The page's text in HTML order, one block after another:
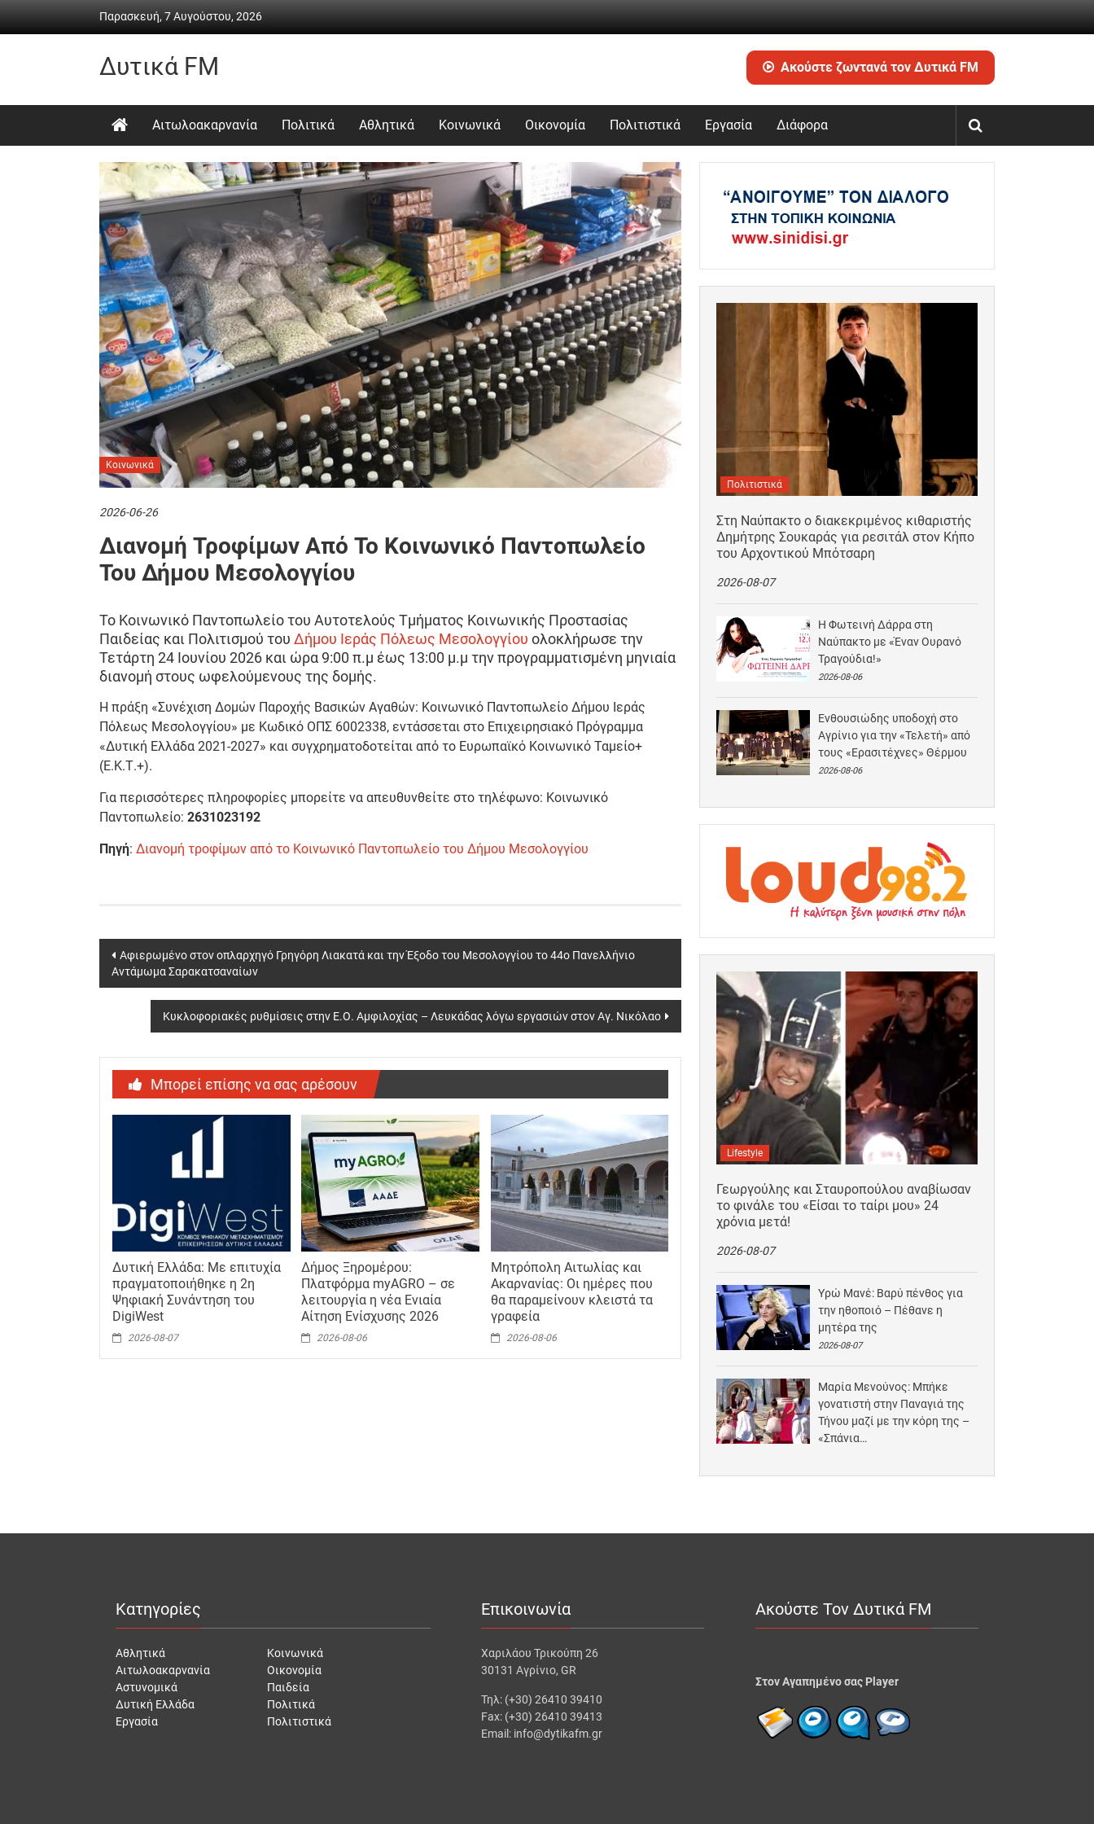
Παρασκευή, 7 Αυγούστου, 2026
Δυτικά FM
Καθημερινή
&
ψυχαγωγία
Ακούστε ζωντανά τον Δυτικά FM
Αιτωλοακαρνανία Πολιτικά Αθλητικά Κοινωνικά Οικονομία Πολιτιστικά Εργασία Διάφορα
Κοινωνικά
2026-06-26
Διανομή Τροφίμων Από Το Κοινωνικό Παντοπωλείο
Του Δήμου Μεσολογγίου
Το Κοινωνικό Παντοπωλείο του Αυτοτελούς Τμήματος Κοινωνικής Προστασίας
Παιδείας και Πολιτισμού του Δήμου Ιεράς Πόλεως Μεσολογγίου ολοκλήρωσε την
Τετάρτη 24 Ιουνίου 2026 και ώρα 9:00 π.μ έως 13:00 μ.μ την προγραμματισμένη μηνιαία
διανομή στους ωφελούμενους της δομής.
Η πράξη «Συνέχιση Δομών Παροχής Βασικών Αγαθών: Κοινωνικό Παντοπωλείο Δήμου Ιεράς
Πόλεως Μεσολογγίου» με Κωδικό ΟΠΣ 6002338, εντάσσεται στο Επιχειρησιακό Πρόγραμμα
«Δυτική Ελλάδα 2021-2027» και συγχρηματοδοτείται από το Ευρωπαϊκό Κοινωνικό Ταμείο+
(Ε.Κ.Τ.+).
Για περισσότερες πληροφορίες μπορείτε να απευθυνθείτε στο τηλέφωνο: Κοινωνικό
Παντοπωλείο: 2631023192
Πηγή: Διανομή τροφίμων από το Κοινωνικό Παντοπωλείο του Δήμου Μεσολογγίου
Post
navigation
Αφιερωμένο στον οπλαρχηγό Γρηγόρη Λιακατά και την Έξοδο του Μεσολογγίου το 44ο Πανελλήνιο
Αντάμωμα Σαρακατσαναίων
Κυκλοφοριακές ρυθμίσεις στην Ε.Ο. Αμφιλοχίας – Λευκάδας λόγω εργασιών στον Αγ. Νικόλαο
Μπορεί επίσης να σας αρέσουν
Δυτική Ελλάδα: Με επιτυχία
πραγματοποιήθηκε η 2η
Ψηφιακή Συνάντηση του
DigiWest
2026-08-07
Δήμος Ξηρομέρου:
Πλατφόρμα myAGRO – σε
λειτουργία η νέα Ενιαία
Αίτηση Ενίσχυσης 2026
2026-08-06
Μητρόπολη Αιτωλίας και
Ακαρνανίας: Οι ημέρες που
θα παραμείνουν κλειστά τα
γραφεία
2026-08-06
Πολιτιστικά
Στη Ναύπακτο ο διακεκριμένος κιθαριστής
Δημήτρης Σουκαράς για ρεσιτάλ στον Κήπο
του Αρχοντικού Μπότσαρη
2026-08-07
Η Φωτεινή Δάρρα στη
Ναύπακτο με «Έναν Ουρανό
Τραγούδια!»
2026-08-06
Ενθουσιώδης υποδοχή στο
Αγρίνιο για την «Τελετή» από
τους «Ερασιτέχνες» Θέρμου
2026-08-06
Lifestyle
Γεωργούλης και Σταυροπούλου αναβίωσαν
το φινάλε του «Είσαι το ταίρι μου» 24
χρόνια μετά!
2026-08-07
Υρώ Μανέ: Βαρύ πένθος για
την ηθοποιό – Πέθανε η
μητέρα της
2026-08-07
Μαρία Μενούνος: Μπήκε
γονατιστή στην Παναγιά της
Τήνου μαζί με την κόρη της –
«Σπάνια…
Κατηγορίες
Αθλητικά
Αιτωλοακαρνανία
Αστυνομικά
Δυτική Ελλάδα
Εργασία
Κοινωνικά
Οικονομία
Παιδεία
Πολιτικά
Πολιτιστικά
Επικοινωνία
Χαριλάου Τρικούπη 26
30131 Αγρίνιο, GR
Τηλ: (+30) 26410 39410
Fax: (+30) 26410 39413
Email: info@dytikafm.gr
Ακούστε Τον Δυτικά FM
Στον Αγαπημένο σας Player